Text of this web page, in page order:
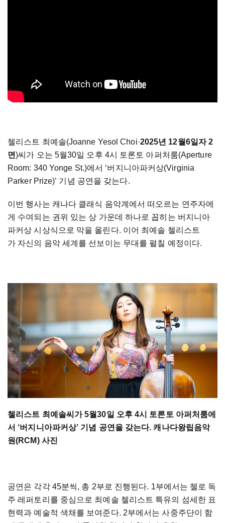
첼리스트 최예솔(Joanne Yesol Choi·2025년 12월6일자 2
면)씨가 오는 5월30일 오후 4시 토론토 아퍼처룸(Aperture
Room: 340 Yonge St.)에서 ‘버지니아파커상(Virginia
Parker Prize)’ 기념 공연을 갖는다.
이번 행사는 캐나다 클래식 음악계에서 떠오르는 연주자에
게 수여되는 권위 있는 상 가운데 하나로 꼽히는 버지니아
파커상 시상식으로 막을 올린다. 이어 최예솔 첼리스트
가 자신의 음악 세계를 선보이는 무대를 펼칠 예정이다.
첼리스트 최예솔씨가 5월30일 오후 4시 토론토 아퍼처룸에
서 ‘버지니아파커상’ 기념 공연을 갖는다. 캐나다왕립음악
원(RCM) 사진
공연은 각각 45분씩, 총 2부로 진행된다. 1부에서는 첼로 독
주 레퍼토리를 중심으로 최예솔 첼리스트 특유의 섬세한 표
현력과 예술적 색채를 보여준다. 2부에서는 사중주단이 함